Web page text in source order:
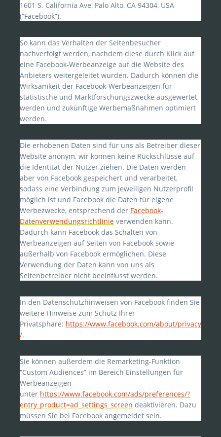
1601 S. California Ave, Palo Alto, CA 94304, USA
(“Facebook”).
So kann das Verhalten der Seitenbesucher
nachverfolgt werden, nachdem diese durch Klick auf
eine Facebook-Werbeanzeige auf die Website des
Anbieters weitergeleitet wurden. Dadurch können die
Wirksamkeit der Facebook-Werbeanzeigen für
statistische und Marktforschungszwecke ausgewertet
werden und zukünftige Werbemaßnahmen optimiert
werden.
Die erhobenen Daten sind für uns als Betreiber dieser
Website anonym, wir können keine Rückschlüsse auf
die Identität der Nutzer ziehen. Die Daten werden
aber von Facebook gespeichert und verarbeitet,
sodass eine Verbindung zum jeweiligen Nutzerprofil
möglich ist und Facebook die Daten für eigene
Werbezwecke, entsprechend der Facebook-
Datenverwendungsrichtlinie verwenden kann.
Dadurch kann Facebook das Schalten von
Werbeanzeigen auf Seiten von Facebook sowie
außerhalb von Facebook ermöglichen. Diese
Verwendung der Daten kann von uns als
Seitenbetreiber nicht beeinflusst werden.
In den Datenschutzhinweisen von Facebook finden Sie
weitere Hinweise zum Schutz Ihrer
Privatsphäre: https://www.facebook.com/about/privacy
/.
Sie können außerdem die Remarketing-Funktion
“Custom Audiences” im Bereich Einstellungen für
Werbeanzeigen
unter https://www.facebook.com/ads/preferences/?
entry_product=ad_settings_screen deaktivieren. Dazu
müssen Sie bei Facebook angemeldet sein.